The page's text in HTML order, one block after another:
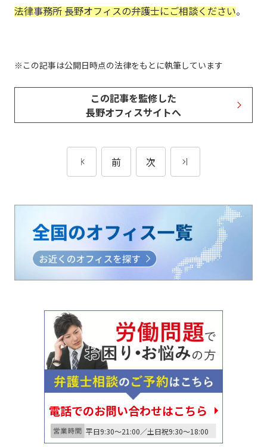
法律事務所 長野オフィスの弁護士にご相談ください。
この記事は公開日時点の法律をもとに執筆しています
この記事を監修した
長野オフィスサイトへ
前 次
電話でのお問い合わせはこちら
平日9:30〜21:00／土日祝9:30〜18:00